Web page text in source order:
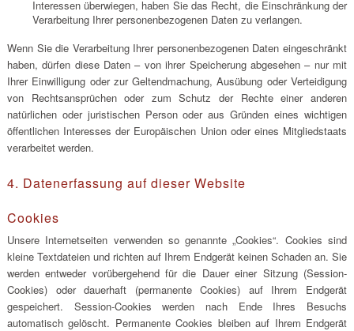
Interessen überwiegen, haben Sie das Recht, die Einschränkung der
Verarbeitung Ihrer personenbezogenen Daten zu verlangen.
Wenn Sie die Verarbeitung Ihrer personenbezogenen Daten eingeschränkt
haben, dürfen diese Daten – von ihrer Speicherung abgesehen – nur mit
Ihrer Einwilligung oder zur Geltendmachung, Ausübung oder Verteidigung
von Rechtsansprüchen oder zum Schutz der Rechte einer anderen
natürlichen oder juristischen Person oder aus Gründen eines wichtigen
öffentlichen Interesses der Europäischen Union oder eines Mitgliedstaats
verarbeitet werden.
4. Datenerfassung auf dieser Website
Cookies
Unsere Internetseiten verwenden so genannte „Cookies“. Cookies sind
kleine Textdateien und richten auf Ihrem Endgerät keinen Schaden an. Sie
werden entweder vorübergehend für die Dauer einer Sitzung (Session-
Cookies) oder dauerhaft (permanente Cookies) auf Ihrem Endgerät
gespeichert. Session-Cookies werden nach Ende Ihres Besuchs
automatisch gelöscht. Permanente Cookies bleiben auf Ihrem Endgerät